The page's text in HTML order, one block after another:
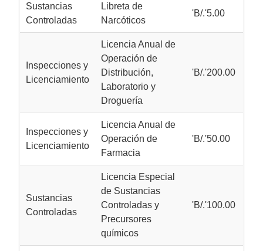
Sustancias
Controladas
Libreta de
Narcóticos
'B/.'5.00
Inspecciones y
Licenciamiento
Licencia Anual de
Operación de
Distribución,
Laboratorio y
Droguería
'B/.'200.00
Inspecciones y
Licenciamiento
Licencia Anual de
Operación de
Farmacia
'B/.'50.00
Sustancias
Controladas
Licencia Especial
de Sustancias
Controladas y
Precursores
químicos
'B/.'100.00